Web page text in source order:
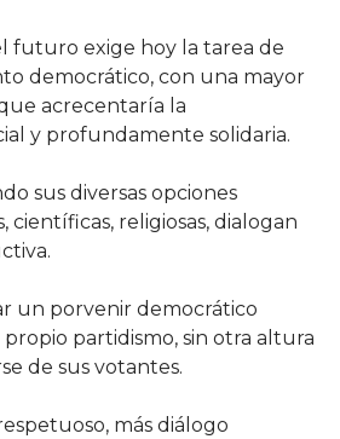
futuro exige hoy la tarea de
democrático, con una mayor
acrecentaría la
y profundamente solidaria.
sus diversas opciones
científicas, religiosas, dialogan
un porvenir democrático
partidismo, sin otra altura
de sus votantes.
más diálogo